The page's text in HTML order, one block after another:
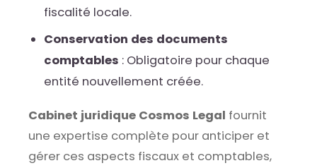
fiscalité locale.
Conservation des documents
comptables : Obligatoire pour chaque
entité nouvellement créée.
Cabinet juridique Cosmos Legal fournit
une expertise complète pour anticiper et
gérer ces aspects fiscaux et comptables,